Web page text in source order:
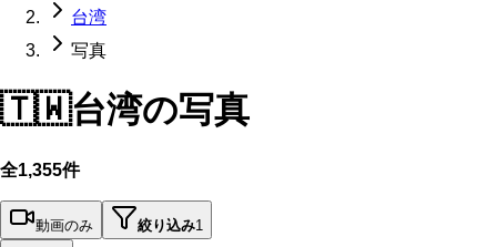
台湾
写真
🇹🇼台湾の写真
全1,355件
動画のみ 絞り込み1